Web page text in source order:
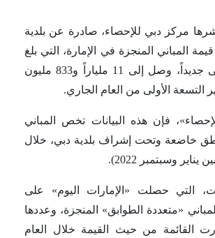
مركز دبي للإحصاء، صادرة عن بلدية
المباني المنجزة في الإمارة، التي بلغ
عددها 1417 مبنى جديداً، وصل إلى 11 ملياراً و833 مليون
التسعة الأولى من العام الجاري.
فإن هذه البيانات تخص المباني
خاضعة وتحت إشراف بلدية دبي، خلال
وسبتمبر 2022).
التي حصلت «الإمارات اليوم» على
«متعددة الطوابق» المنجزة، وعددها
القائمة من حيث القيمة خلال العام